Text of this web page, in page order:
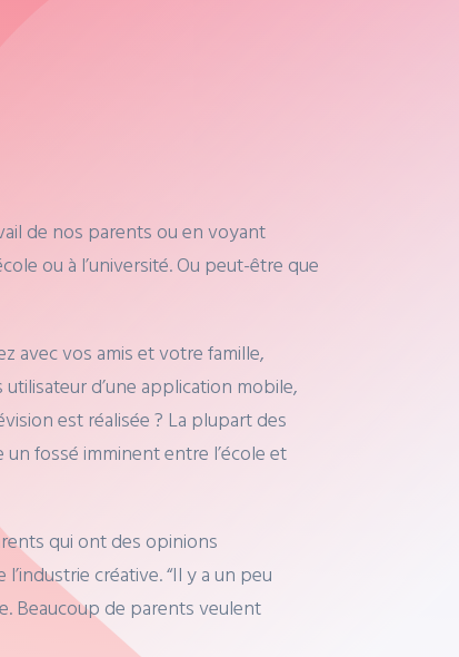
de nos parents ou en voyant
ou à l’université. Ou peut-être que
avec vos amis et votre famille,
d’une application mobile,
est réalisée ? La plupart des
fossé imminent entre l’école et
qui ont des opinions
créative. “Il y a un peu
Beaucoup de parents veulent